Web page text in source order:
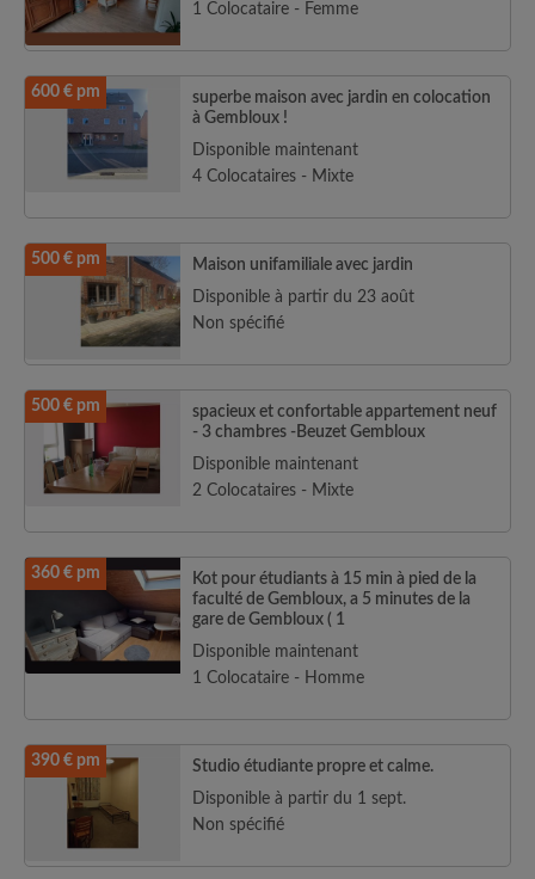
1 Colocataire - Femme
600 € pm
superbe maison avec jardin en colocation
à Gembloux !
Disponible maintenant
4 Colocataires - Mixte
500 € pm
Maison unifamiliale avec jardin
Disponible à partir du 23 août
Non spécifié
500 € pm
spacieux et confortable appartement neuf
- 3 chambres -Beuzet Gembloux
Disponible maintenant
2 Colocataires - Mixte
360 € pm
Kot pour étudiants à 15 min à pied de la
faculté de Gembloux, a 5 minutes de la
gare de Gembloux ( 1
Disponible maintenant
1 Colocataire - Homme
390 € pm
Studio étudiante propre et calme.
Disponible à partir du 1 sept.
Non spécifié